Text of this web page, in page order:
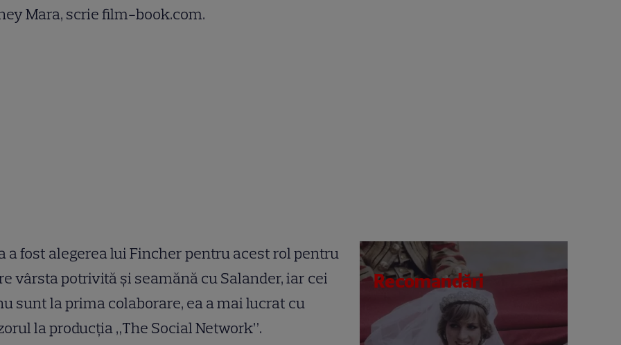
Mara, scrie film-book.com.
a fost alegerea lui Fincher pentru acest rol pentru
vârsta potrivită şi seamănă cu Salander, iar cei
sunt la prima colaborare, ea a mai lucrat cu
la producţia „The Social Network”.
Recomandări